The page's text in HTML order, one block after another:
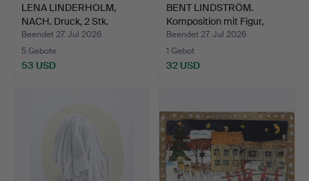
LENA LINDERHOLM,
NACH. Druck, 2 Stk.
Beendet 27. Jul 2026
5 Gebote
53 USD
BENT LINDSTRÖM.
Komposition mit Figur,
Gra…
Beendet 27. Jul 2026
1 Gebot
32 USD